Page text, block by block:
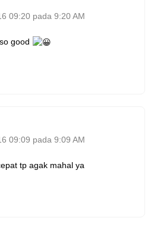
09:20 pada 9:20 AM
good
09:09 pada 9:09 AM
tp agak mahal ya